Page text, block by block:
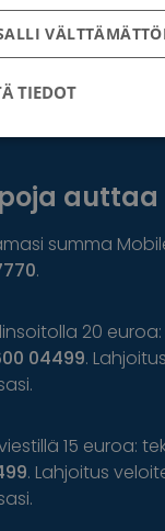
auttaa
summa
.
20
04499.
15 euroa:
. Lahjoitus
TIEDOT